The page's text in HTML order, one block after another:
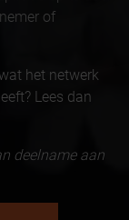
of
het netwerk
Lees dan
deelname aan